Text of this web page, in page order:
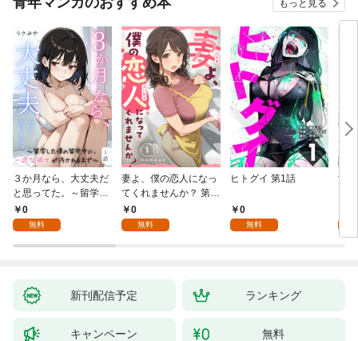
もっと見る
３か月なら、大丈夫だ
と思ってた。～留学し
た僕の留守中に、一途
な彼女が汚されるまで
0
無料
妻よ、僕の恋人になっ
てくれませんか？ 第1
話0
無料
ヒトグイ 第1話
0
無料
世
新刊配信予定 ランキング
キャンペーン 無料